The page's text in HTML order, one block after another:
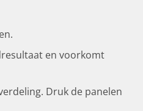
en voorkomt
Druk de panelen